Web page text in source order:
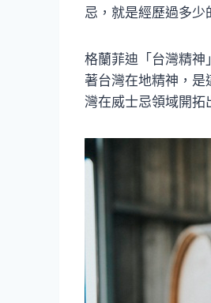
忌，就是經歷過多少
格蘭菲迪「台灣精神
著台灣在地精神，
灣在威士忌領域開拓